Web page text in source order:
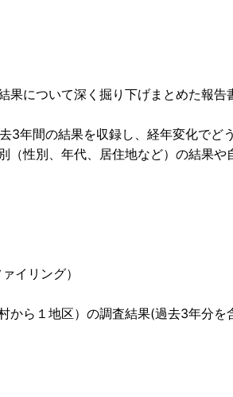
について深く掘り下げまとめた報告
3年間の結果を収録し、経年変化でど
（性別、年代、居住地など）の結果や
イリング）
から１地区）の調査結果(過去3年分